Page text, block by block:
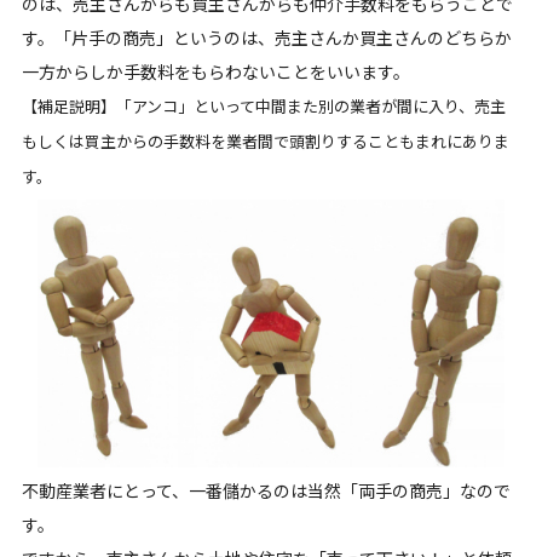
す。「片手の商売」というのは、売主さんか買主さんのどちらか
一方からしか手数料をもらわないことをいいます。
【補足説明】「アンコ」といって中間また別の業者が間に入り、売主
もしくは買主からの手数料を業者間で頭割りすることもまれにありま
す。
不動産業者にとって、一番儲かるのは当然「両手の商売」なので
す。